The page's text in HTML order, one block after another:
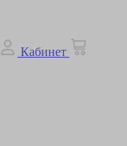
Кабинет